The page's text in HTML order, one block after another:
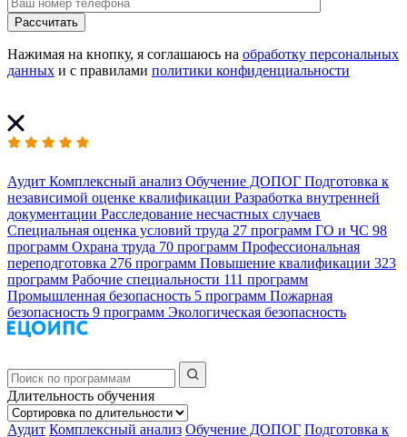
Рассчитать
Нажимая на кнопку, я соглашаюсь на обработку персональных
данных и с правилами политики конфиденциальности
Аудит Комплексный анализ Обучение ДОПОГ Подготовка к
независимой оценке квалификации Разработка внутренней
документации Расследование несчастных случаев
Специальная оценка условий труда 27 программ ГО и ЧС 98
программ Охрана труда 70 программ Профессиональная
переподготовка 276 программ Повышение квалификации 323
программ Рабочие специальности 111 программ
Промышленная безопасность 5 программ Пожарная
безопасность 9 программ Экологическая безопасность
Длительность обучения
Аудит Комплексный анализ Обучение ДОПОГ Подготовка к